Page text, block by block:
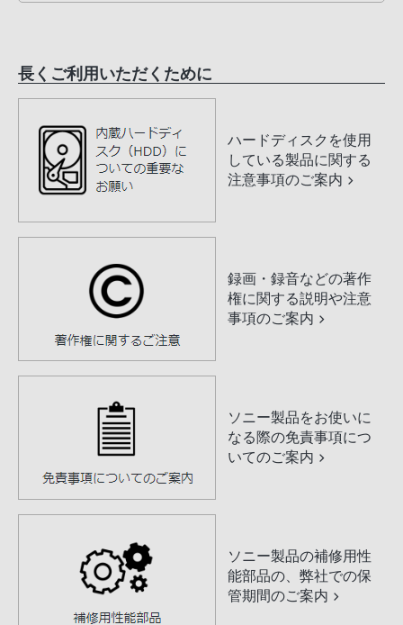
長くご利用いただくために
ハードディスクを使用
している製品に関する
注意事項のご案内
録画・録音などの著作
権に関する説明や注意
事項のご案内
ソニー製品をお使いに
なる際の免責事項につ
いてのご案内
ソニー製品の補修用性
能部品の、弊社での保
管期間のご案内